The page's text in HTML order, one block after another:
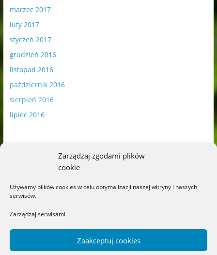
Zarządzaj zgodami plików
cookie
Używamy plików cookies w celu optymalizacji naszej witryny i naszych
serwisów.
Zarządzaj serwisami
Zaakceptuj cookies
marzec 2017
luty 2017
styczeń 2017
grudzień 2016
listopad 2016
październik 2016
sierpień 2016
lipiec 2016